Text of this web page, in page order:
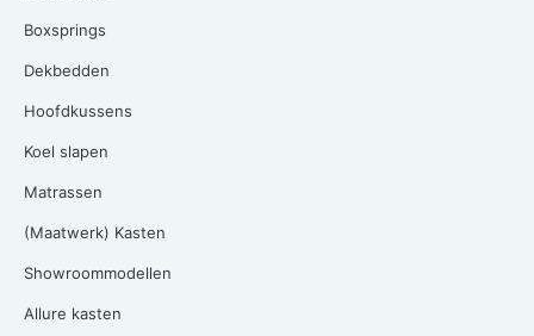
Boxsprings
Dekbedden
Hoofdkussens
Koel slapen
Matrassen
(Maatwerk) Kasten
Showroommodellen
Allure kasten